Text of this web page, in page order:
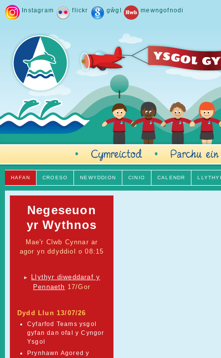
Instagram flickr gŵgl mewngofnodi
HAFAN CROESO NEWYDDION CINIO CALENDR
Negeseuon
yr Wythnos
Mae'r Clwb Cynnar ar
agor yn ddyddiol o 08:15
►
Llythyr diweddaraf y
Pennaeth 17/Gor
Dydd Llun 13/07/26
Cyfarfod Teams ysgol
gyfan dan ofal y Cyngor
Ysgol
Prynhawn Agored y